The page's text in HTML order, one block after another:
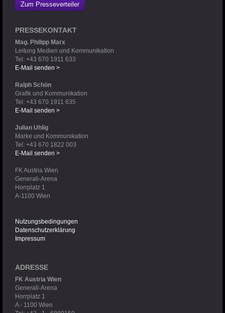
Zum Presseverteiler
PRESSEKONTAKT
Mag. Philipp Marx
Leitung Medien und Kommunikation
Tel: +43 670 1911 633
E-Mail senden >
Ralph Schön
Grafik und Kommunikation
Tel: +43 670 1911 635
E-Mail senden >
Julian Uhlig
Marke und Kommunikation
Tel: +43 670 1822 003
E-Mail senden >
FK Austria Wien
Generali-Arena
Horrplatz 1
A-1100 Wien
Nutzungsbedingungen
Datenschutzerklärung
Impressum
ADRESSE
FK Austria Wien
Generali-Arena
Horrplatz 1
A - 1100 Wien